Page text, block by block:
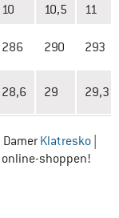
10 10,5 11
286 290 293
28,6 29 29,3
Klatresko
online-shoppen!